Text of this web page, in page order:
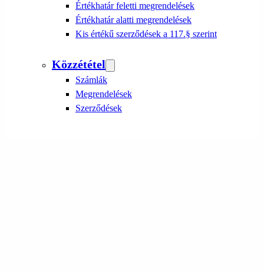
Értékhatár feletti megrendelések
Értékhatár alatti megrendelések
Kis értékű szerződések a 117.§ szerint
Közzététel
Számlák
Megrendelések
Szerződések